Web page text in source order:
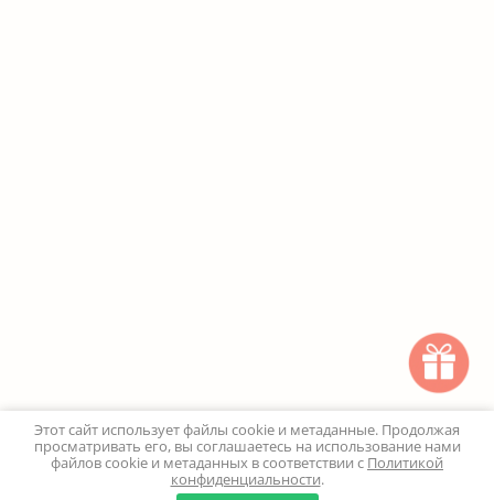
0
Этот сайт использует файлы cookie и метаданные. Продолжая
просматривать его, вы соглашаетесь на использование нами
файлов cookie и метаданных в соответствии с Политикой
конфиденциальности.